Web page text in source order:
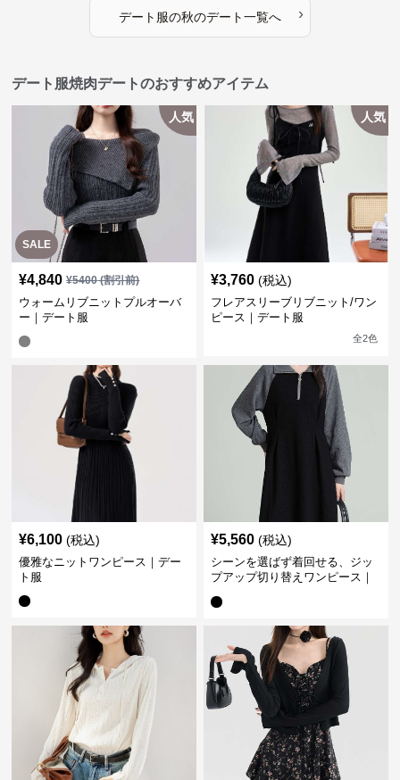
デート服の秋のデート一覧へ ›
デート服焼肉デートのおすすめアイテム
SALE
人気
¥4,840 ¥5400(割引前)
ウォームリブニットプルオーバ
ー｜デート服
人気
¥3,760 (税込)
フレアスリーブリブニット/ワン
ピース｜デート服
全2色
¥6,100 (税込)
優雅なニットワンピース｜デー
ト服
¥5,560 (税込)
シーンを選ばず着回せる、ジッ
プアップ切り替えワンピース｜